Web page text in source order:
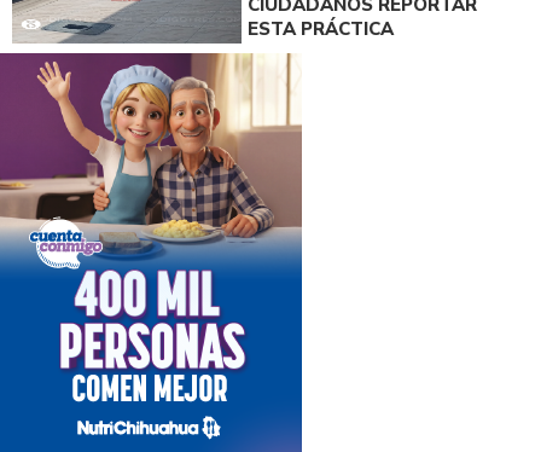
CIUDADANOS REPORTAR
ESTA PRÁCTICA